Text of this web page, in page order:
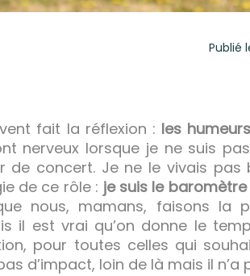
Publié
fait la réflexion : les
nerveux lorsque je ne suis
de concert. Je ne le vivais
de ce rôle : je suis le
nous, mamans, faisons la
il est vrai qu’on donne le
pour toutes celles qui
d’impact, loin de là mais il